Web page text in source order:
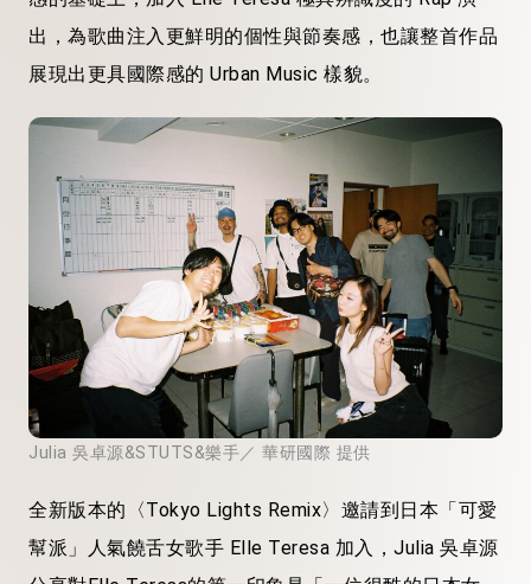
出，為歌曲注入更鮮明的個性與節奏感，也讓整首作品
展現出更具國際感的 Urban Music 樣貌。
Julia 吳卓源&STUTS&樂手／ 華研國際 提供
全新版本的〈Tokyo Lights Remix〉邀請到日本「可愛
幫派」人氣饒舌女歌手 Elle Teresa 加入，Julia 吳卓源